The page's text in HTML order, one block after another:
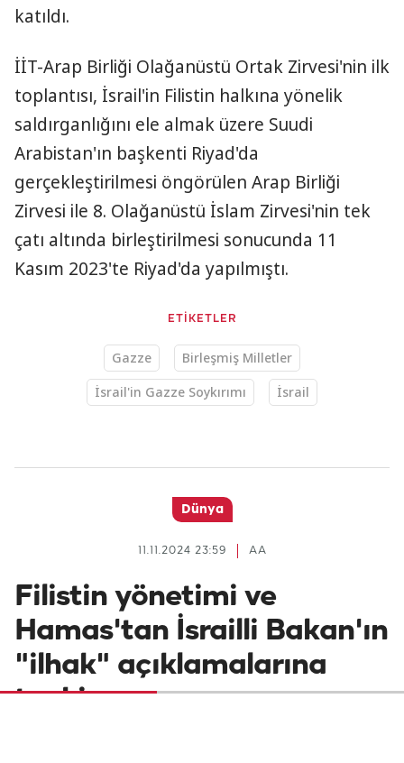
katıldı.
İİT-Arap Birliği Olağanüstü Ortak Zirvesi'nin ilk
toplantısı, İsrail'in Filistin halkına yönelik
saldırganlığını ele almak üzere Suudi
Arabistan'ın başkenti Riyad'da
gerçekleştirilmesi öngörülen Arap Birliği
Zirvesi ile 8. Olağanüstü İslam Zirvesi'nin tek
çatı altında birleştirilmesi sonucunda 11
Kasım 2023'te Riyad'da yapılmıştı.
ETİKETLER
Gazze
Birleşmiş Milletler
İsrail'in Gazze Soykırımı
İsrail
Dünya
AA
11.11.2024 23:59
Filistin yönetimi ve
Hamas'tan İsrailli Bakan'ın
"ilhak" açıklamalarına
tepki